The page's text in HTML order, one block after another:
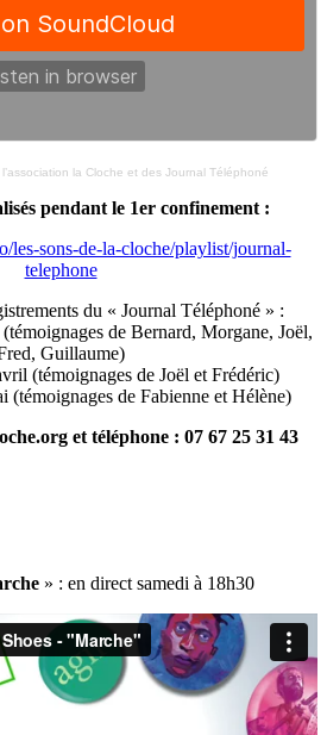
la Cloche et des Journal Téléphoné
pendant le 1er confinement :
les-sons-de-la-cloche/playlist/journal-
telephone
du « Journal Téléphoné » :
de Bernard, Morgane, Joël,
Guillaume)
(témoignages de Joël et Frédéric)
(témoignages de Fabienne et Hélène)
et téléphone : 07 67 25 31 43
» : en direct samedi à 18h30